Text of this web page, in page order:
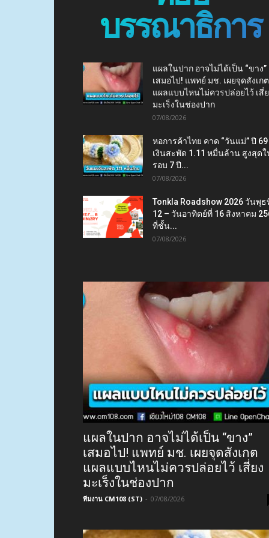
บรรณาธิการ
แผลในปาก อาจไม่ได้เป็น “ขาง”
เสมอไป! แพทย์ มช. เผยจุดสังเกต
แผลแบบไหนไม่ควรปล่อยไว้ เสี่
มะเร็งในช่องปาก
07/08/2026
หอการค้าไทย คาด “วันแม่” ปี 69
เงินสะพัด 1.11 หมื่นล้าน สูงสุด
รอบ 7 ปี...
07/08/2026
Tonkla Roadshow 2026 วันพุธ
12 – วันอาทิตย์ที่ 16 สิงหาคม
ที่ชั้น...
07/08/2026
แผลในปาก อาจไม่ได้เป็น “ขาง”
เสมอไป! แพทย์ มช. เผยจุดสังเกต
แผลแบบไหนไม่ควรปล่อยไว้ เสี่ยง
มะเร็งในช่องปาก
ทีมงาน CM108 (ST) - 07/08/2026